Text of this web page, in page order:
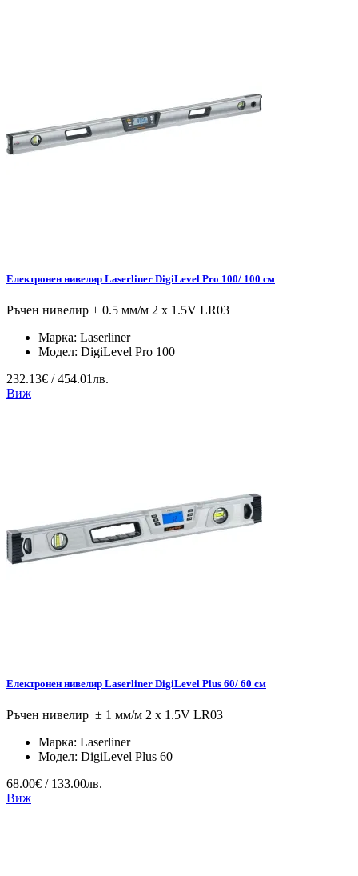
Електронен нивелир Laserliner DigiLevel Pro 100/ 100 см
Ръчен нивелир ± 0.5 мм/м 2 x 1.5V LR03
Марка: Laserliner
Модел: DigiLevel Pro 100
232.13€ / 454.01лв.
Виж
Електронен нивелир Laserliner DigiLevel Plus 60/ 60 см
Ръчен нивелир ± 1 мм/м 2 x 1.5V LR03
Марка: Laserliner
Модел: DigiLevel Plus 60
68.00€ / 133.00лв.
Виж